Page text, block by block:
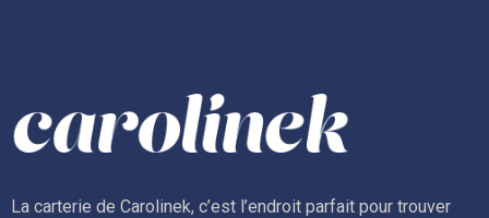
La carterie de Carolinek, c’est l’endroit parfait pour trouver